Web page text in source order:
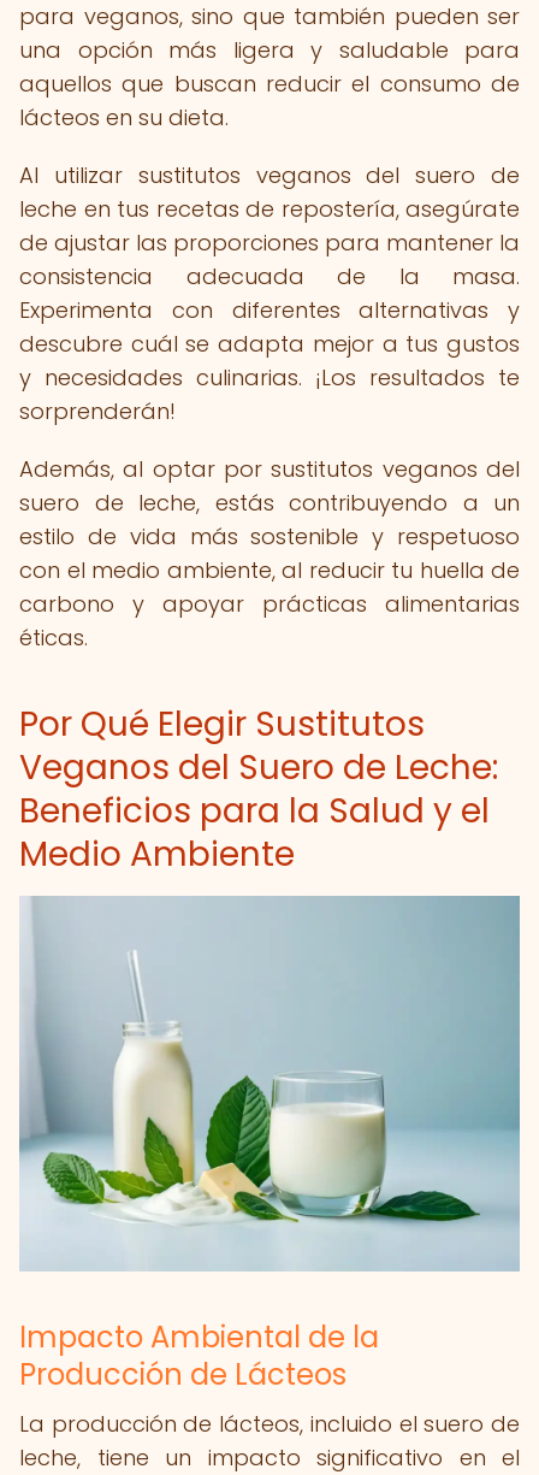
para veganos, sino que también pueden ser
una opción más ligera y saludable para
aquellos que buscan reducir el consumo de
lácteos en su dieta.
Al utilizar sustitutos veganos del suero de
leche en tus recetas de repostería, asegúrate
de ajustar las proporciones para mantener la
consistencia adecuada de la masa.
Experimenta con diferentes alternativas y
descubre cuál se adapta mejor a tus gustos
y necesidades culinarias. ¡Los resultados te
sorprenderán!
Además, al optar por sustitutos veganos del
suero de leche, estás contribuyendo a un
estilo de vida más sostenible y respetuoso
con el medio ambiente, al reducir tu huella de
carbono y apoyar prácticas alimentarias
éticas.
Por Qué Elegir Sustitutos
Veganos del Suero de Leche:
Beneficios para la Salud y el
Medio Ambiente
Impacto Ambiental de la
Producción de Lácteos
La producción de lácteos, incluido el suero de
leche, tiene un impacto significativo en el